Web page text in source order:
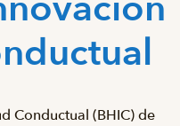
Conductual (BHIC) de